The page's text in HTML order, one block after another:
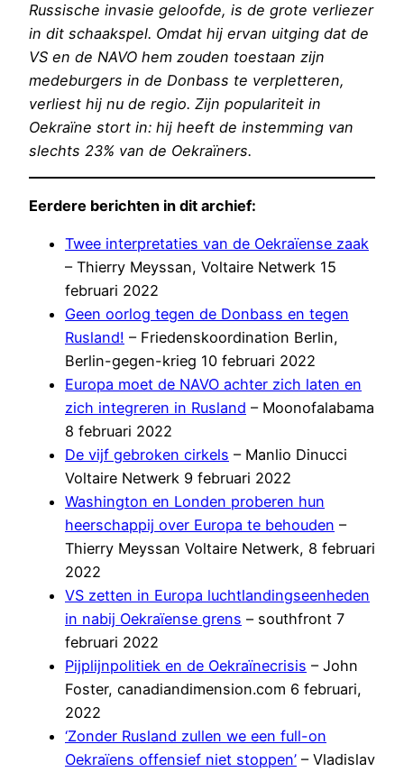
Russische invasie geloofde, is de grote verliezer
in dit schaakspel. Omdat hij ervan uitging dat de
VS en de NAVO hem zouden toestaan zijn
medeburgers in de Donbass te verpletteren,
verliest hij nu de regio. Zijn populariteit in
Oekraïne stort in: hij heeft de instemming van
slechts 23% van de Oekraïners.
Eerdere berichten in dit archief:
Twee interpretaties van de Oekraïense zaak
– Thierry Meyssan, Voltaire Netwerk 15
februari 2022
Geen oorlog tegen de Donbass en tegen
Rusland! – Friedenskoordination Berlin,
Berlin-gegen-krieg 10 februari 2022
Europa moet de NAVO achter zich laten en
zich integreren in Rusland – Moonofalabama
8 februari 2022
De vijf gebroken cirkels – Manlio Dinucci
Voltaire Netwerk 9 februari 2022
Washington en Londen proberen hun
heerschappij over Europa te behouden –
Thierry Meyssan Voltaire Netwerk, 8 februari
2022
VS zetten in Europa luchtlandingseenheden
in nabij Oekraïense grens – southfront 7
februari 2022
Pijplijnpolitiek en de Oekraïnecrisis – John
Foster, canadiandimension.com 6 februari,
2022
‘Zonder Rusland zullen we een full-on
Oekraïens offensief niet stoppen’ – Vladislav